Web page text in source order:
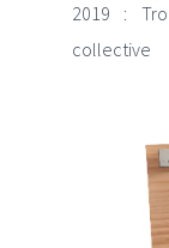
2019 :
collective